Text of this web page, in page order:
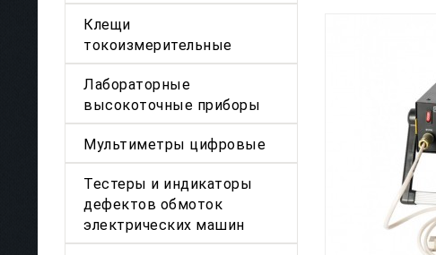
Клещи
токоизмерительные
Лабораторные
высокоточные приборы
Мультиметры цифровые
Тестеры и индикаторы
дефектов обмоток
электрических машин